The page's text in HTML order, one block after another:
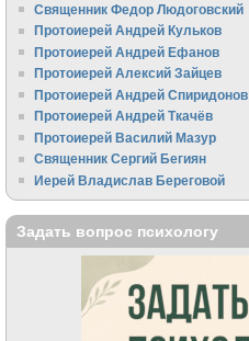
Священник Федор Людоговский
Протоиерей Андрей Кульков
Протоиерей Андрей Ефанов
Протоиерей Алексий Зайцев
Протоиерей Андрей Спиридонов
Протоиерей Андрей Ткачёв
Протоиерей Василий Мазур
Священник Сергий Бегиян
Иерей Владислав Береговой
Задать вопрос психологу